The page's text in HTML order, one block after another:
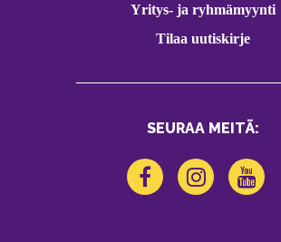
Yritys- ja ryhmämyynti
Tilaa uutiskirje
SEURAA MEITÄ: